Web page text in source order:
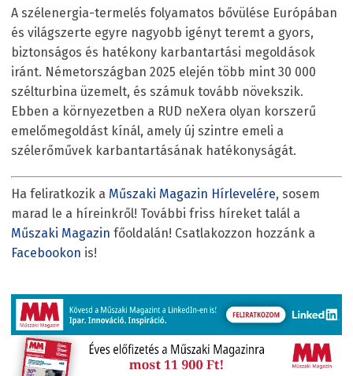
A szélenergia-termelés folyamatos bővülése Európában
és világszerte egyre nagyobb igényt teremt a gyors,
biztonságos és hatékony karbantartási megoldások
iránt. Németországban 2025 elején több mint 30 000
szélturbina üzemelt, és számuk tovább növekszik.
Ebben a környezetben a RUD neXera olyan korszerű
emelőmegoldást kínál, amely új szintre emeli a
szélerőművek karbantartásának hatékonyságát.
Ha feliratkozik a Műszaki Magazin Hírlevelére, sosem
marad le a híreinkről! További friss híreket talál a
Műszaki Magazin főoldalán! Csatlakozzon hozzánk a
Facebookon is!